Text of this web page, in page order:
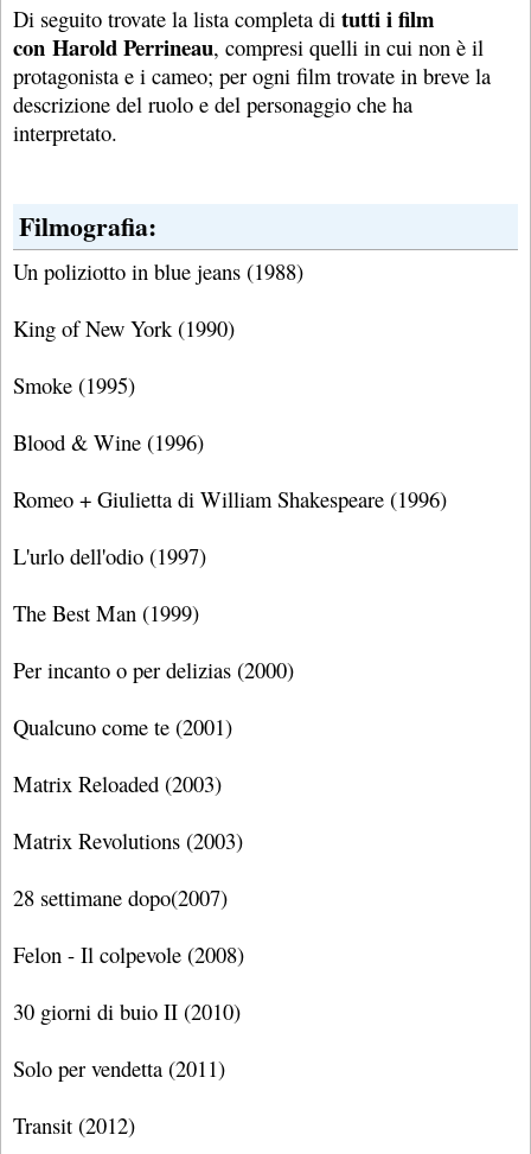
Di seguito trovate la lista completa di tutti i film
con Harold Perrineau, compresi quelli in cui non è il
protagonista e i cameo; per ogni film trovate in breve la
descrizione del ruolo e del personaggio che ha
interpretato.
Filmografia:
Un poliziotto in blue jeans (1988)
King of New York (1990)
Smoke (1995)
Blood & Wine (1996)
Romeo + Giulietta di William Shakespeare (1996)
L'urlo dell'odio (1997)
The Best Man (1999)
Per incanto o per delizias (2000)
Qualcuno come te (2001)
Matrix Reloaded (2003)
Matrix Revolutions (2003)
28 settimane dopo(2007)
Felon - Il colpevole (2008)
30 giorni di buio II (2010)
Solo per vendetta (2011)
Transit (2012)